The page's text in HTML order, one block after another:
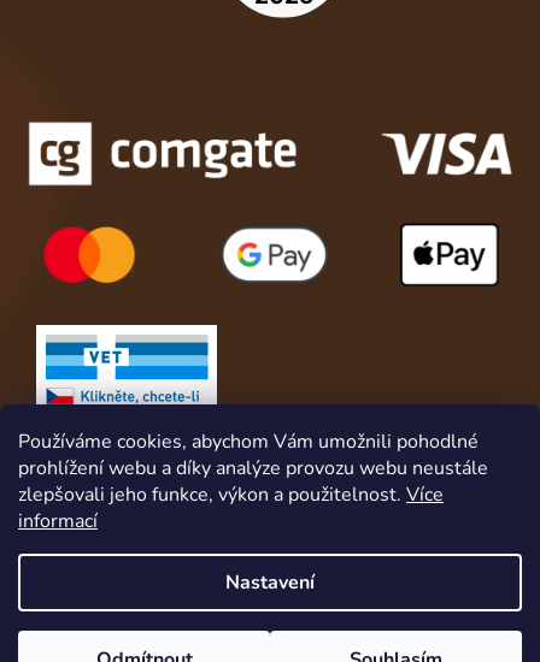
Používáme cookies, abychom Vám umožnili pohodlné
prohlížení webu a díky analýze provozu webu neustále
zlepšovali jeho funkce, výkon a použitelnost. Více
informací
Nastavení
Získej slevu hned za registraci. A pro naše věrné a stále zákazníky
Vytvořil Shoptet